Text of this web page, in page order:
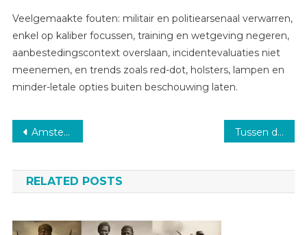
Veelgemaakte fouten: militair en politiearsenaal verwarren,
enkel op kaliber focussen, training en wetgeving negeren,
aanbestedingscontext overslaan, incidentevaluaties niet
meenemen, en trends zoals red-dot, holsters, lampen en
minder-letale opties buiten beschouwing laten.
Post
Amsterdam door de tijd: NPO-programma’s die de geschiedenis laten spreken Tussen dijk en wad: geschiedenis en herinnering in paesens-moddergat
RELATED POSTS